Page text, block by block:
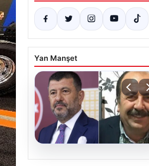
Yan Manşet
06.08.2026